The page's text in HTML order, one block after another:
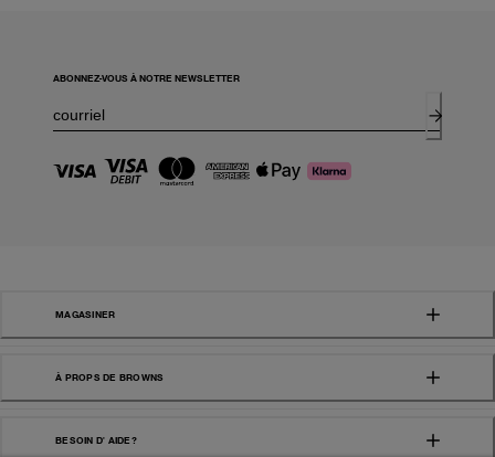
ABONNEZ-VOUS À NOTRE NEWSLETTER
MAGASINER
À PROPS DE BROWNS
BESOIN D' AIDE?